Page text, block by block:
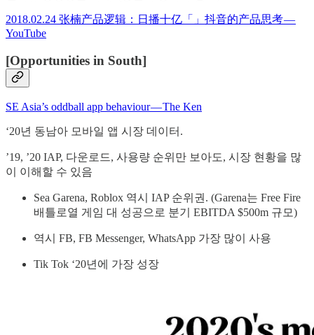
2018.02.24 张楠产品逻辑：日播十亿「」抖音的产品思考 —
YouTube
[Opportunities in South]
SE Asia’s oddball app behaviour — The Ken
‘20년 동남아 모바일 앱 시장 데이터.
’19, ’20 IAP, 다운로드, 사용량 순위만 보아도, 시장 현황을 많
이 이해할 수 있음
Sea Garena, Roblox 역시 IAP 순위권. (Garena는 Free Fire
배틀로열 게임 대 성공으로 분기 EBITDA $500m 규모)
역시 FB, FB Messenger, WhatsApp 가장 많이 사용
Tik Tok ‘20년에 가장 성장